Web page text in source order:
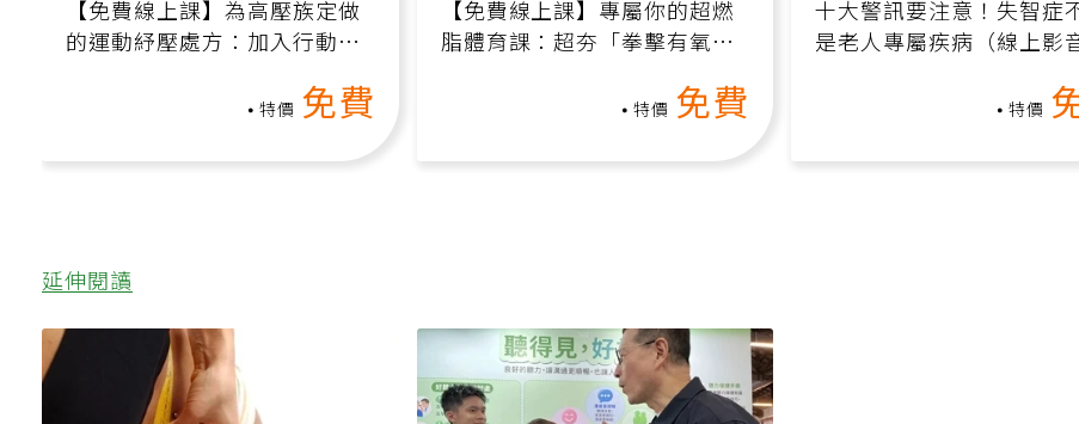
【免費線上課】為高壓族定做
的運動紓壓處方：加入行動、
增肌、互動元素，0基礎也能
免費
【免費線上課】專屬你的超燃
脂體育課：超夯「拳擊有氧」
高壓族在家釋放壓力無負擔
免費
十大警訊要注意！失智症
是老人專屬疾病（線上影
延伸閱讀